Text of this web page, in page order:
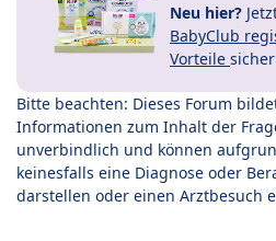
Neu hier?
BabyClub
Vorteile
Bitte beachten: Dieses Forum
Informationen zum Inhalt der
unverbindlich und können
keinesfalls eine Diagnose oder
darstellen oder einen Arztbesuch